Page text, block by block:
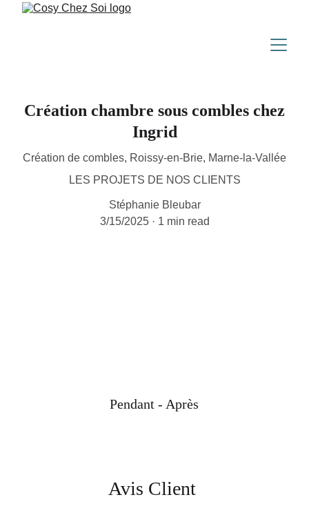
Création chambre sous combles chez
Ingrid
Création de combles, Roissy-en-Brie, Marne-la-Vallée
LES PROJETS DE NOS CLIENTS
Stéphanie Bleubar
3/15/2025
1 min read
Pendant - Après
Avis Client